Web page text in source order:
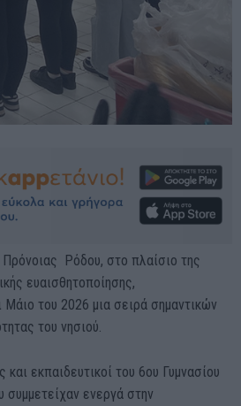
Ρόδου, στο πλαίσιο της
ευαισθητοποίησης,
του 2026 μια σειρά σημαντικών
του νησιού.
εκπαιδευτικοί του 6ου Γυμνασίου
ενεργά στην